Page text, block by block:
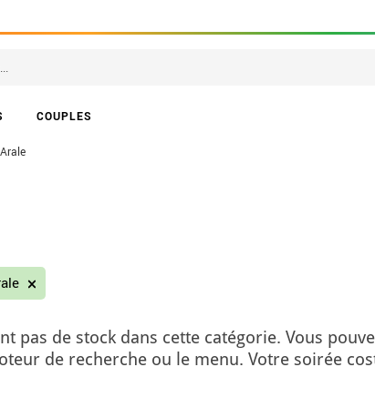
COUPLES
pas de stock dans cette catégorie. Vous
de recherche ou le menu. Votre soirée